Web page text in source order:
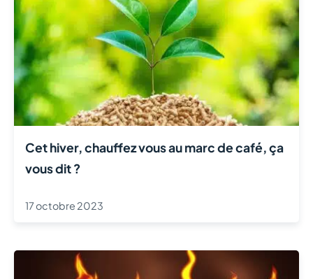
Cet hiver, chauffez vous au marc de café, ça
vous dit ?
17 octobre 2023